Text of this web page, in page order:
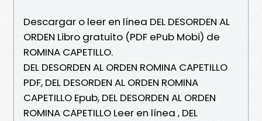
Descargar o leer en línea DEL DESORDEN AL
ORDEN Libro gratuito (PDF ePub Mobi) de
ROMINA CAPETILLO.
DEL DESORDEN AL ORDEN ROMINA CAPETILLO
PDF, DEL DESORDEN AL ORDEN ROMINA
CAPETILLO Epub, DEL DESORDEN AL ORDEN
ROMINA CAPETILLO Leer en línea , DEL